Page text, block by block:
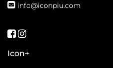
info@iconpiu.com
Seguici su Facebook
Seguici su Instagram
Icon+